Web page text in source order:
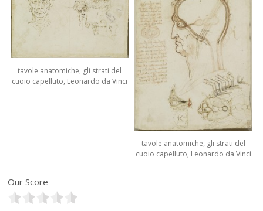
tavole anatomiche, gli strati del
cuoio capelluto, Leonardo da Vinci
tavole anatomiche, gli strati del
cuoio capelluto, Leonardo da Vinci
Our Score